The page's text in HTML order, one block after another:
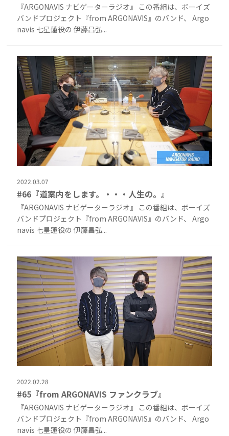
『ARGONAVIS ナビゲーターラジオ』 この番組は、ボーイズ
バンドプロジェクト『from ARGONAVIS』のバンド、 Argo
navis 七星蓮役の 伊藤昌弘...
2022.03.07
#66『道案内をします。・・・人生の。』
『ARGONAVIS ナビゲーターラジオ』 この番組は、ボーイズ
バンドプロジェクト『from ARGONAVIS』のバンド、 Argo
navis 七星蓮役の 伊藤昌弘...
2022.02.28
#65『from ARGONAVIS ファンクラブ』
『ARGONAVIS ナビゲーターラジオ』 この番組は、ボーイズ
バンドプロジェクト『from ARGONAVIS』のバンド、 Argo
navis 七星蓮役の 伊藤昌弘...